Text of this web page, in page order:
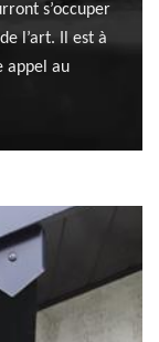
s’occuper
l’art. Il est à
appel au